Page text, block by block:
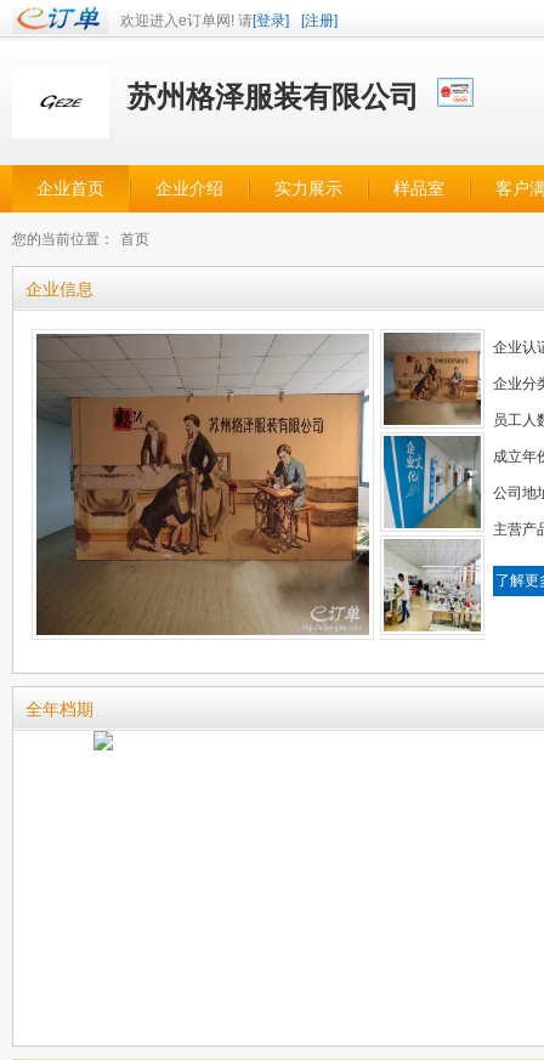
欢迎进入e订单网! 请[登录] [注册]
苏州格泽服装有限公司
企业首页 企业介绍 实力展示 样品室 客户
您的当前位置： 首页
企业信息
企业认
企业分
员工人
成立年
公司地
主营产
了解更
全年档期